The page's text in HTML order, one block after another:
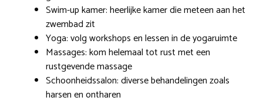
Swim-up kamer: heerlijke kamer die meteen aan het
zwembad zit
Yoga: volg workshops en lessen in de yogaruimte
Massages: kom helemaal tot rust met een
rustgevende massage
Schoonheidssalon: diverse behandelingen zoals
harsen en ontharen